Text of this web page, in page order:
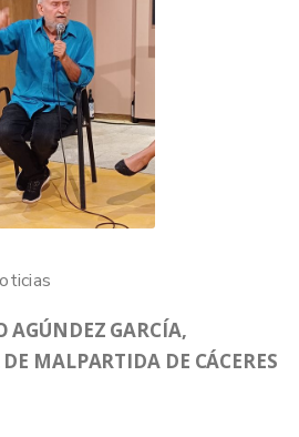
AGÚNDEZ GARCÍA,
MALPARTIDA DE CÁCERES